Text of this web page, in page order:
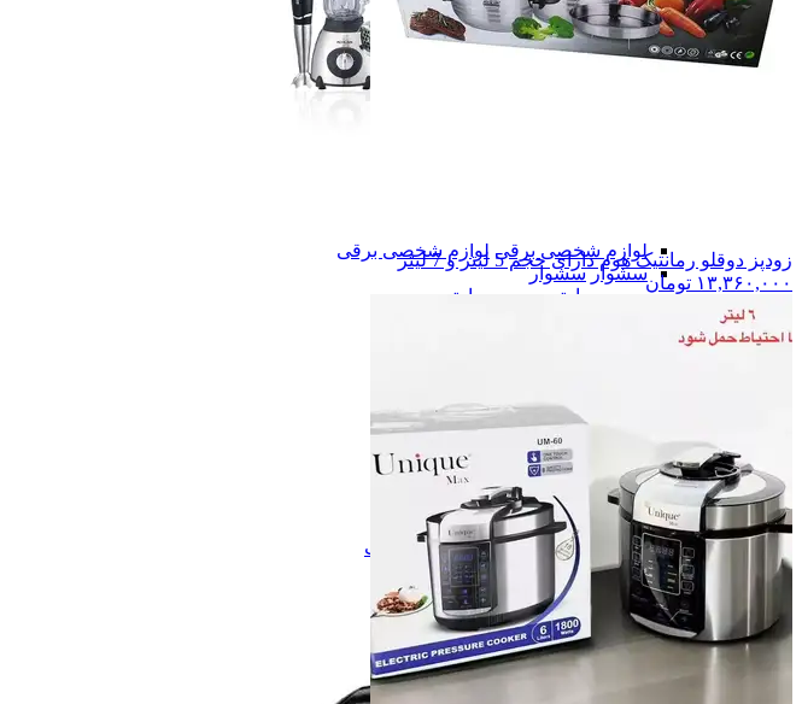
لوازم شخصی برقی لوازم شخصی برقی
سشوار سشوار
برس حرارتی
برس حرارتی
ماشین اصلاح ماشین اصلاح
ماساژور
ماشین اصلاح ماشین اصلاح
ترازو وزن کشی
ترازو وزن کشی
خوشبو کننده خوشبو کننده
فشارسنج فشارسنج
همه دسته بندی های زیبایی و سلامت
زودپز دوقلو رمانتیک هوم دارای حجم 5 لیتر و 7 لیتر
۱۳,۳۶۰,۰۰۰ تومان